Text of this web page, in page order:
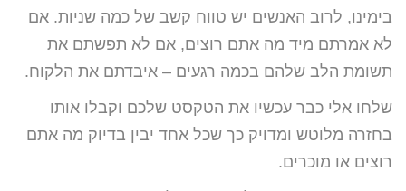
בימינו, לרוב האנשים יש טווח קשב של כמה שניות. אם
לא אמרתם מיד מה אתם רוצים, אם לא תפשתם את
תשומת הלב שלהם בכמה רגעים – איבדתם את הלקוח.
שלחו אלי כבר עכשיו את הטקסט שלכם וקבלו אותו
בחזרה מלוטש ומדויק כך שכל אחד יבין בדיוק מה אתם
רוצים או מוכרים.